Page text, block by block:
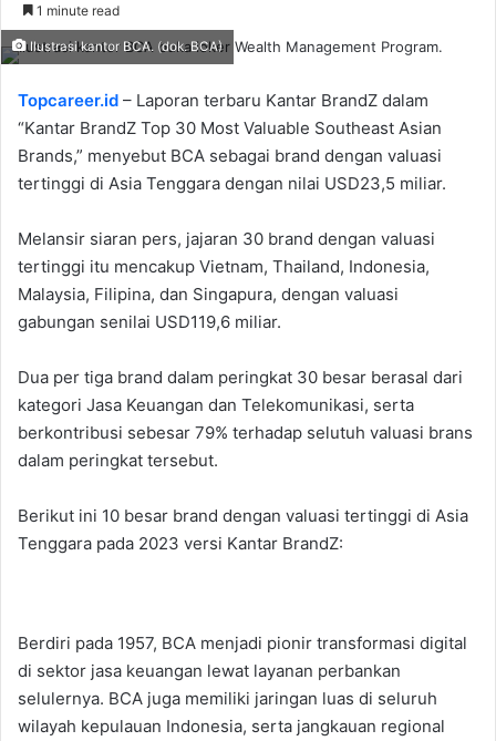
email
1 minute read
Ilustrasi kantor BCA. (dok. BCA)
Topcareer.id – Laporan terbaru Kantar BrandZ dalam
“Kantar BrandZ Top 30 Most Valuable Southeast Asian
Brands,” menyebut BCA sebagai brand dengan valuasi
tertinggi di Asia Tenggara dengan nilai USD23,5 miliar.
Melansir siaran pers, jajaran 30 brand dengan valuasi
tertinggi itu mencakup Vietnam, Thailand, Indonesia,
Malaysia, Filipina, dan Singapura, dengan valuasi
gabungan senilai USD119,6 miliar.
Dua per tiga brand dalam peringkat 30 besar berasal dari
kategori Jasa Keuangan dan Telekomunikasi, serta
berkontribusi sebesar 79% terhadap selutuh valuasi brans
dalam peringkat tersebut.
Berikut ini 10 besar brand dengan valuasi tertinggi di Asia
Tenggara pada 2023 versi Kantar BrandZ:
Berdiri pada 1957, BCA menjadi pionir transformasi digital
di sektor jasa keuangan lewat layanan perbankan
selulernya. BCA juga memiliki jaringan luas di seluruh
wilayah kepulauan Indonesia, serta jangkauan regional